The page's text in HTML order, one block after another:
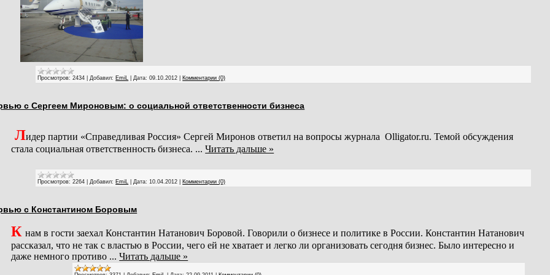
Просмотров: 2434 |Добавил: EmiL |Дата: 09.10.2012 Комментарии (0)
с Сергеем Мироновым: о социальной ответственности бизнеса
Лидер партии «Справедливая Россия» Сергей Миронов ответил на вопросы журнала Olligator.ru. Темой обсуждения
стала социальная ответственность бизнеса. ...Читать дальше »
Просмотров: 2264 |Добавил: EmiL |Дата: 10.04.2012 Комментарии (0)
с Константином Боровым
Кнам в гости заехал Константин Натанович Боровой. Говорили о бизнесе и политике в России. Константин Натанович
рассказал, что не так с властью в России, чего ей не хватает и легко ли организовать сегодня бизнес. Было интересно и
даже немного противо ...Читать дальше »